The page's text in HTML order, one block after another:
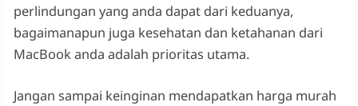
perlindungan yang anda dapat dari keduanya,
bagaimanapun juga kesehatan dan ketahanan dari
MacBook anda adalah prioritas utama.
Jangan sampai keinginan mendapatkan harga murah